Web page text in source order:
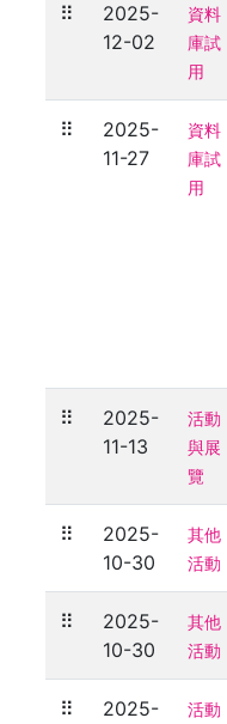
⠿
2025-
12-02
資料
庫試
用
⠿
2025-
11-27
資料
庫試
用
⠿
2025-
11-13
活動
與展
覽
⠿
2025-
10-30
其他
活動
⠿
2025-
10-30
其他
活動
⠿
2025-
活動